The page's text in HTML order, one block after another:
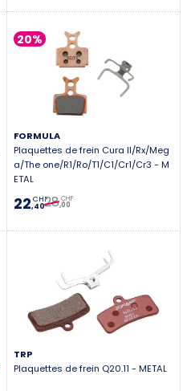
20%
FORMULA
Plaquettes de frein Cura II/Rx/Meg
a/The one/R1/Ro/T1/C1/Cr1/Cr3 - M
ETAL
22,40
CHF28,00
CHF
TRP
Plaquettes de frein Q20.11 - METAL